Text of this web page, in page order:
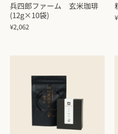
兵四郎ファーム 玄米珈琲
(12g×10袋)
¥2,062